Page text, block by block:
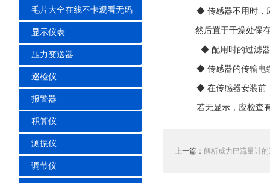
毛片大全在线不卡观看无码
显示仪表
压力变送器
巡检仪
报警器
积算仪
测振仪
调节仪
◆ 传感器不用时
然后置于干燥处保存
◆ 配用时的过滤器应定
◆ 传感器的传输电
◆ 在传感器安装前
若无显示，应检查
上一篇： 解析威力巴流量计